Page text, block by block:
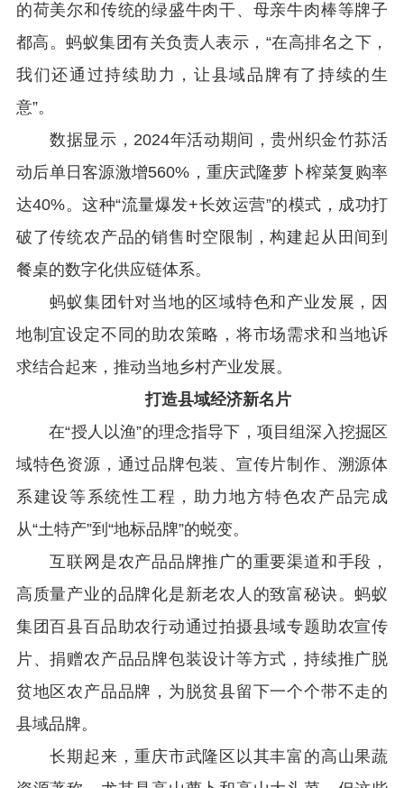
的荷美尔和传统的绿盛牛肉干、母亲牛肉棒等牌子
都高。蚂蚁集团有关负责人表示， “在高排名之下，
我们还通过持续助力，让县域品牌有了持续的生
意”。
数据显示， 2024年活动期间，贵州织金竹荪活
动后单日客源激增560% ，重庆武隆萝卜榨菜复购率
达40%。这种“流量爆发+长效运营”的模式，成功打
破了传统农产品的销售时空限制，构建起从田间到
餐桌的数字化供应链体系。
蚂蚁集团针对当地的区域特色和产业发展，因
地制宜设定不同的助农策略，将市场需求和当地诉
求结合起来，推动当地乡村产业发展。
打造县域经济新名片
在“授人以渔”的理念指导下，项目组深入挖掘区
域特色资源，通过品牌包装、宣传片制作、溯源体
系建设等系统性工程，助力地方特色农产品完成
从“土特产”到 “地标品牌”的蜕变。
互联网是农产品品牌推广的重要渠道和手段，
高质量产业的品牌化是新老农人的致富秘诀。蚂蚁
集团百县百品助农行动通过拍摄县域专题助农宣传
片、捐赠农产品品牌包装设计等方式，持续推广脱
贫地区农产品品牌，为脱贫县留下一个个带不走的
县域品牌。
长期起来，重庆市武隆区以其丰富的高山果蔬